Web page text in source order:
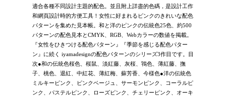
適合各種不同設計主題的配色。並且附上詳盡的色碼，是設計工作
和網頁設計時的方便工具！女性に好まれるピンクのきれいな配色
パターンを集めた見本帳。和と洋のピンクの伝統色25色、約500
パターンの配色見本とCMYK、RGB、Webカラーの数値を掲載。
『女性をひきつける配色パターン』『季節を感じる配色パター
ン』に続く iyamadesignの配色パターンのシリーズ3作目です。目
次●和の伝統色桜色、桜鼠、淡紅藤、灰桜、鴇色、薄紅藤、撫
子、桃色、退紅、中紅花、薄紅梅、蘇芳香、今様色●洋の伝統色
ミルキーピンク、ピンクベージュ、サーモンピンク、コーラルピ
ンク、パステルピンク、ローズピンク、チェリーピンク、オーキ